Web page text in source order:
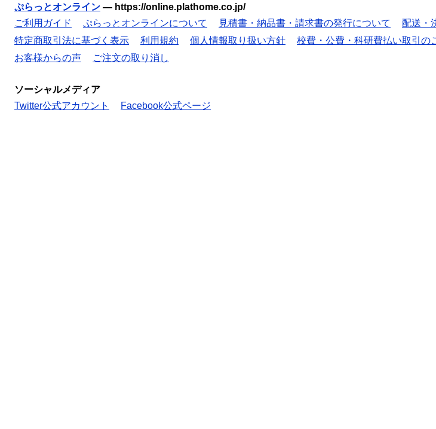
ぷらっとオンライン — https://online.plathome.co.jp/
ご利用ガイド
ぷらっとオンラインについて 見積書・納品書・請求書の発行について 配送・
特定商取引法に基づく表示
利用規約 個人情報取り扱い方針 校費・公費・科研費払い取引の
お客様からの声
ご注文の取り消し
ソーシャルメディア
Twitter公式アカウント
Facebook公式ページ